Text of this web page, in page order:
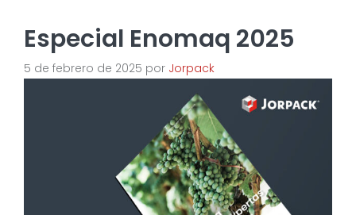
Especial Enomaq 2025
5 de febrero de 2025 por Jorpack